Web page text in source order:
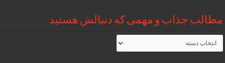
مطالب جذاب و مهمی که دنبالش هستید
مطالب
جذاب
و